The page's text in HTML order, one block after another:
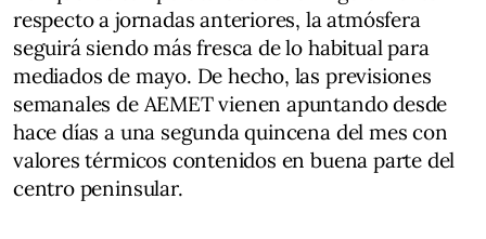
respecto a jornadas anteriores, la atmósfera
seguirá siendo más fresca de lo habitual para
mediados de mayo. De hecho, las previsiones
semanales de AEMET vienen apuntando desde
hace días a una segunda quincena del mes con
valores térmicos contenidos en buena parte del
centro peninsular.